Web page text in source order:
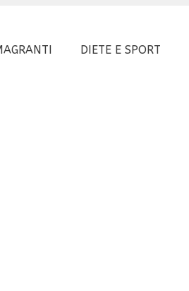
DIETE E SPORT